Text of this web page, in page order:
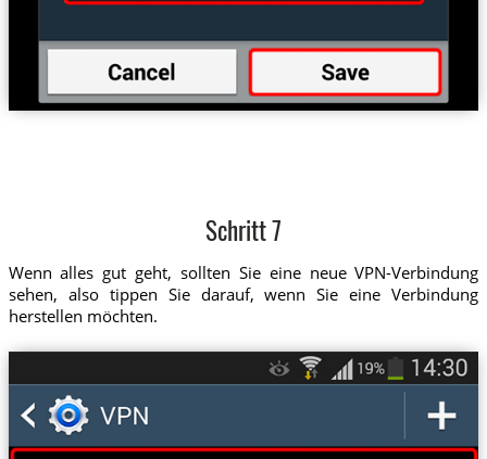
Schritt 7
Wenn alles gut geht, sollten Sie eine neue VPN-Verbindung
sehen, also tippen Sie darauf, wenn Sie eine Verbindung
herstellen möchten.